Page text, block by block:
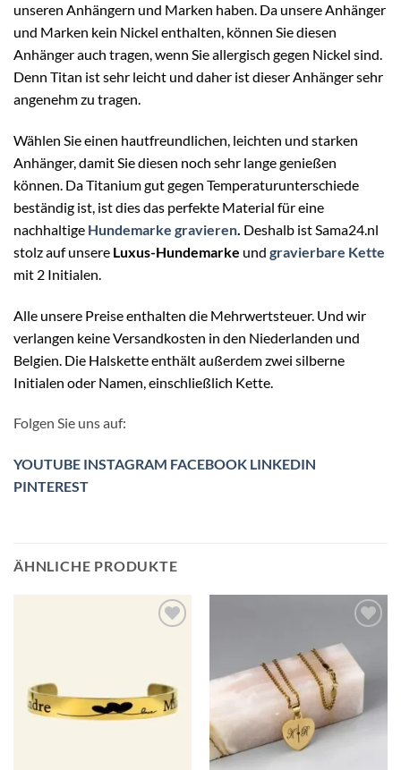
unseren Anhängern und Marken haben. Da unsere Anhänger
und Marken kein Nickel enthalten, können Sie diesen
Anhänger auch tragen, wenn Sie allergisch gegen Nickel sind.
Denn Titan ist sehr leicht und daher ist dieser Anhänger sehr
angenehm zu tragen.
Wählen Sie einen hautfreundlichen, leichten und starken
Anhänger, damit Sie diesen noch sehr lange genießen
können. Da Titanium gut gegen Temperaturunterschiede
beständig ist, ist dies das perfekte Material für eine
nachhaltige Hundemarke gravieren. Deshalb ist Sama24.nl
stolz auf unsere Luxus-Hundemarke und gravierbare Kette
mit 2 Initialen.
Alle unsere Preise enthalten die Mehrwertsteuer. Und wir
verlangen keine Versandkosten in den Niederlanden und
Belgien. Die Halskette enthält außerdem zwei silberne
Initialen oder Namen, einschließlich Kette.
Folgen Sie uns auf:
YOUTUBE INSTAGRAM FACEBOOK LINKEDIN
PINTEREST
ÄHNLICHE PRODUKTE
Wunschliste
hinzufügen